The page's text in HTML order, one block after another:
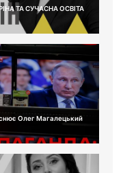
ТА СУЧАСНА ОСВІТА
Олег Магалецький